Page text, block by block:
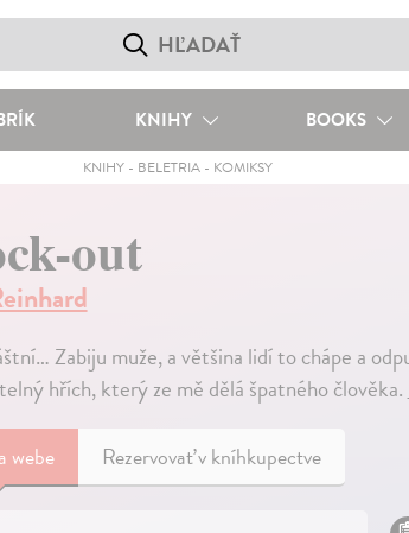
KNIHY BOOKS
KNIHY- BELETRIA- KOMIKSY
out
Zabiju muže, a většina lidí to chápe a
hřích, který ze mě dělá špatného člověka.
webe Rezervovať v kníhkupectve